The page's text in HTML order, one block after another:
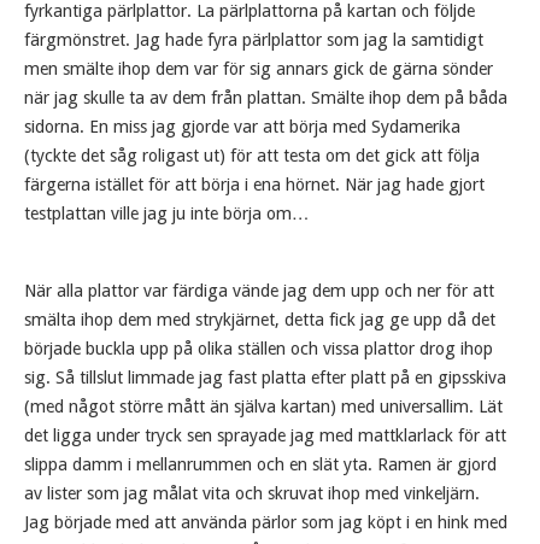
fyrkantiga pärlplattor. La pärlplattorna på kartan och följde
färgmönstret. Jag hade fyra pärlplattor som jag la samtidigt
men smälte ihop dem var för sig annars gick de gärna sönder
när jag skulle ta av dem från plattan. Smälte ihop dem på båda
sidorna. En miss jag gjorde var att börja med Sydamerika
(tyckte det såg roligast ut) för att testa om det gick att följa
färgerna istället för att börja i ena hörnet. När jag hade gjort
testplattan ville jag ju inte börja om…
När alla plattor var färdiga vände jag dem upp och ner för att
smälta ihop dem med strykjärnet, detta fick jag ge upp då det
började buckla upp på olika ställen och vissa plattor drog ihop
sig. Så tillslut limmade jag fast platta efter platt på en gipsskiva
(med något större mått än själva kartan) med universallim. Lät
det ligga under tryck sen sprayade jag med mattklarlack för att
slippa damm i mellanrummen och en slät yta. Ramen är gjord
av lister som jag målat vita och skruvat ihop med vinkeljärn.
Jag började med att använda pärlor som jag köpt i en hink med